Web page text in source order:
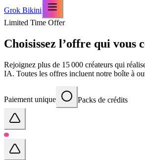
Grok Bikini
Limited Time Offer
Choisissez l’offre qui vous
Rejoignez plus de 15 000 créateurs qui
IA. Toutes les offres incluent notre boîte à
Paiement unique Packs de crédits